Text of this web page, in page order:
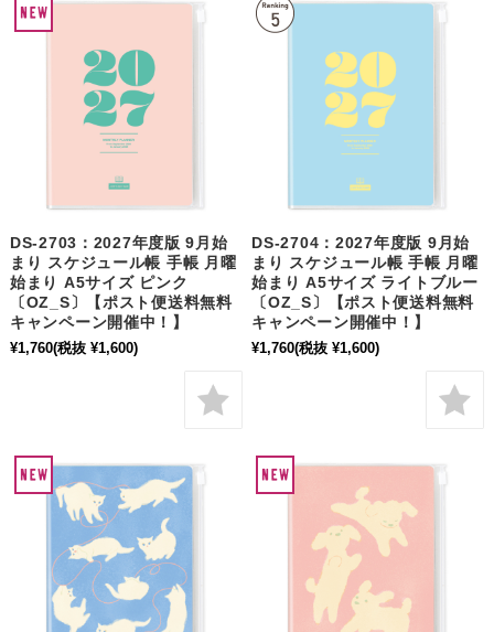
DS-2703：2027年度版 9月始
まり スケジュール帳 手帳 月曜
始まり A5サイズ ピンク
〔OZ_S〕【ポスト便送料無料
キャンペーン開催中！】
¥1,760(税抜 ¥1,600)
DS-2704：2027年度版 9月始
まり スケジュール帳 手帳 月曜
始まり A5サイズ ライトブルー
〔OZ_S〕【ポスト便送料無料
キャンペーン開催中！】
¥1,760(税抜 ¥1,600)